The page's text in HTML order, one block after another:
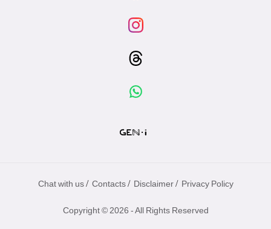
Chat with us / Contacts / Disclaimer / Privacy Policy
Copyright © 2026 - All Rights Reserved